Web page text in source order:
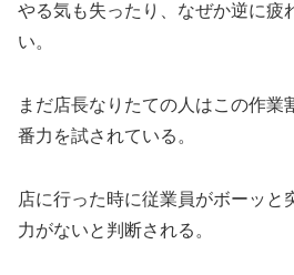
やる気も失ったり、なぜか逆に疲
い。
まだ店長なりたての人はこの作業
番力を試されている。
店に行った時に従業員がボーッと
力がないと判断される。